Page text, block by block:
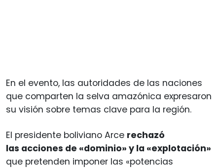
En el evento, las autoridades de las naciones
que comparten la selva amazónica expresaron
su visión sobre temas clave para la región.
El presidente boliviano Arce rechazó
las acciones de «dominio» y la «explotación»
que pretenden imponer las «potencias